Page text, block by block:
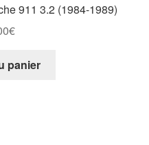
911 3.2 (1984-1989)
€
panier